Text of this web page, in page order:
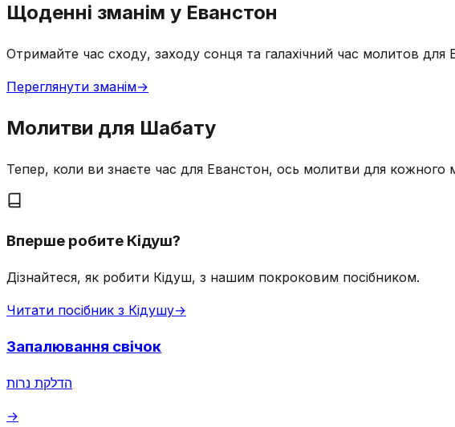
Щоденні зманім у Еванстон
Отримайте час сходу, заходу сонця та галахічний час молитов для
Переглянути зманім→
Молитви для Шабату
Тепер, коли ви знаєте час для Еванстон, ось молитви для
Вперше робите Кідуш?
Дізнайтеся, як робити Кідуш, з нашим покроковим посібником.
Читати посібник з Кідушу→
Запалювання свічок
הדלקת נרות
→